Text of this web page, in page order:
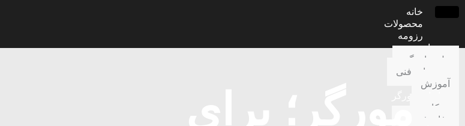
خانه
محصولات
رزومه
خدمات
پنل نمایندگی
مستندات فنی
آموزش
همکاری
دفاتر فروش